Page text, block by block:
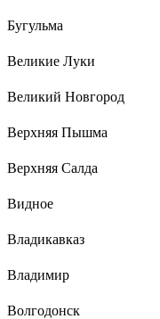
Бугульма
Великие Луки
Великий Новгород
Верхняя Пышма
Верхняя Салда
Видное
Владикавказ
Владимир
Волгодонск